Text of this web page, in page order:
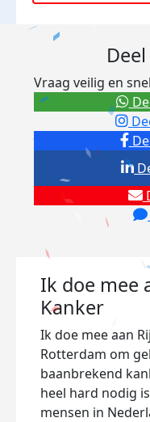
Vraag veilig en
Ik doe mee
Kanker
Ik doe mee aan
Rotterdam om
baanbrekend
heel hard nodig
mensen in